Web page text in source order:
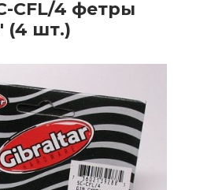
CFL/4 фетры
(4 шт.)